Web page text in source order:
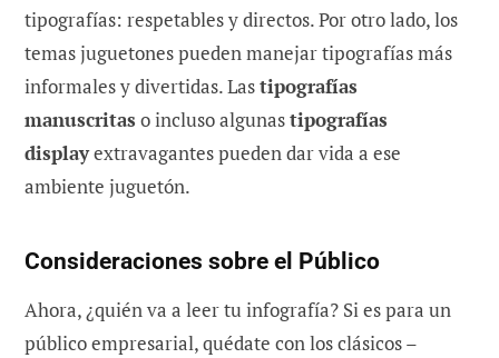
tipografías: respetables y directos. Por otro lado, los
temas juguetones pueden manejar tipografías más
informales y divertidas. Lastipografías
manuscritas o incluso algunastipografías
displayextravagantes pueden dar vida a ese
ambiente juguetón.
Consideraciones sobre el Público
Ahora, ¿quién va a leer tu infografía? Si es para un
público empresarial, quédate con los clásicos –